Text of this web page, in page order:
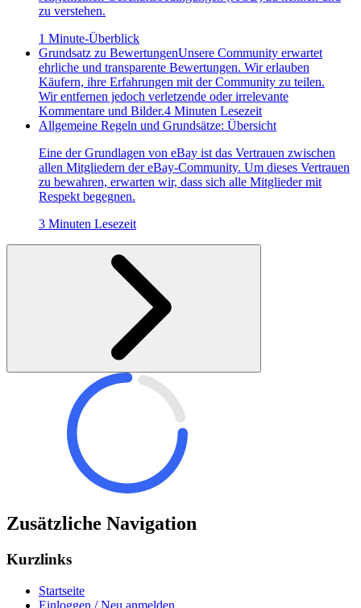
zu verstehen.
1 Minute-Überblick
Grundsatz zu BewertungenUnsere Community erwartet
ehrliche und transparente Bewertungen. Wir erlauben
Käufern, ihre Erfahrungen mit der Community zu teilen.
Wir entfernen jedoch verletzende oder irrelevante
Kommentare und Bilder.4 Minuten Lesezeit
Allgemeine Regeln und Grundsätze: Übersicht
Eine der Grundlagen von eBay ist das Vertrauen zwischen
allen Mitgliedern der eBay-Community. Um dieses Vertrauen
zu bewahren, erwarten wir, dass sich alle Mitglieder mit
Respekt begegnen.
3 Minuten Lesezeit
Zusätzliche Navigation
Kurzlinks
Startseite
Einloggen / Neu anmelden